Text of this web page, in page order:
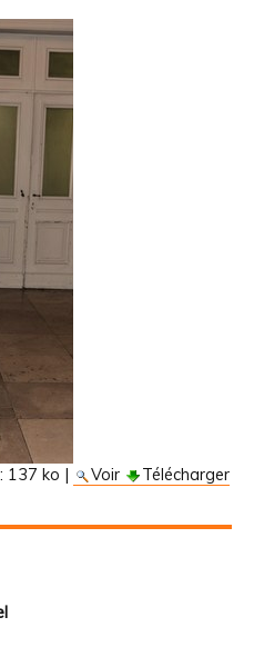
137 ko | Voir Télécharger